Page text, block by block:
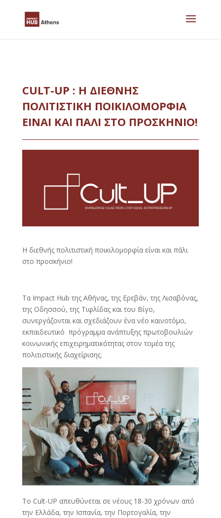
CULT-UP : Η ΔΙΕΘΝΗΣ
ΠΟΛΙΤΙΣΤΙΚΗ ΠΟΙΚΙΛΟΜΟΡΦΙΑ
ΕΙΝΑΙ ΚΑΙ ΠΑΛΙ ΣΤΟ ΠΡΟΣΚΗΝΙΟ!
Η διεθνής πολιτιστική ποικιλομορφία είναι και πάλι
στο προσκήνιο!
Τα Impact Hub της Αθήνας, της Ερεβάν, της Λισαβόνας,
της Οδησσού, της Τιφλίδας και του Βίγο,
συνεργάζονται και σχεδιάζουν ένα νέο καινοτόμο,
εκπαιδευτικό πρόγραμμα ανάπτυξης πρωτοβουλιών
κοινωνικής επιχειρηματικότητας στον τομέα της
πολιτιστικής διαχείρισης.
Το Cult-UP απευθύνεται σε νέους 18-30 χρόνων από
την Ελλάδα, την Ισπανία, την Πορτογαλία, την